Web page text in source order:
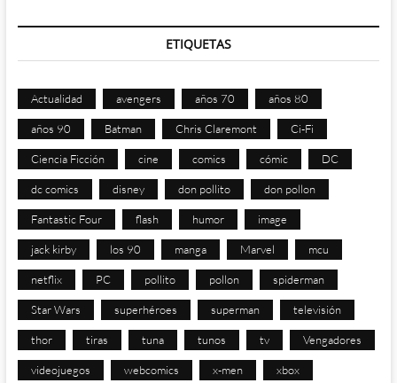
ETIQUETAS
Actualidad avengers años 70 años 80
años 90 Batman Chris Claremont Ci-Fi
Ciencia Ficción cine comics cómic DC
dc comics disney don pollito don pollon
Fantastic Four flash humor image
jack kirby los 90 manga Marvel mcu
netflix PC pollito pollon spiderman
Star Wars superhéroes superman televisión
thor tiras tuna tunos tv Vengadores
videojuegos webcomics x-men xbox